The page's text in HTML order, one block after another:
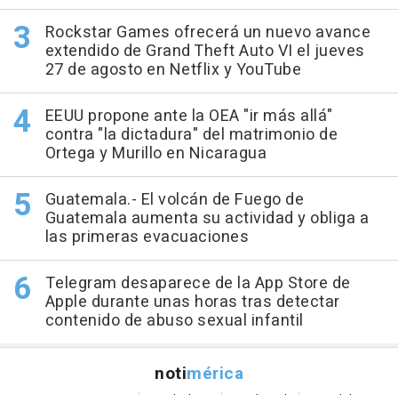
Rockstar Games ofrecerá un nuevo avance
extendido de Grand Theft Auto VI el jueves
27 de agosto en Netflix y YouTube
EEUU propone ante la OEA "ir más allá"
contra "la dictadura" del matrimonio de
Ortega y Murillo en Nicaragua
Guatemala.- El volcán de Fuego de
Guatemala aumenta su actividad y obliga a
las primeras evacuaciones
Telegram desaparece de la App Store de
Apple durante unas horas tras detectar
contenido de abuso sexual infantil
notimérica